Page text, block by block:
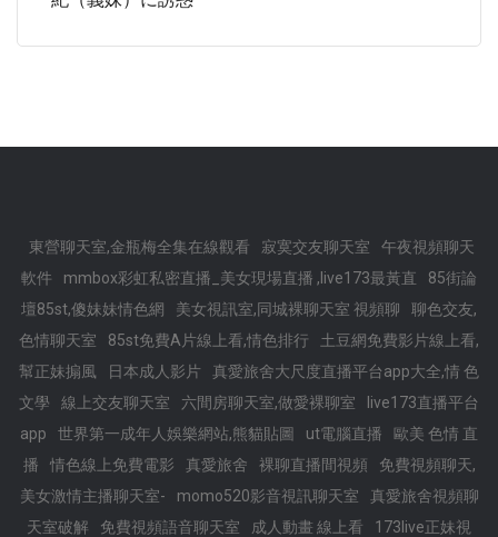
東營聊天室,金瓶梅全集在線觀看 寂寞交友聊天室
午夜視頻聊天
軟件
mmbox彩虹私密直播_美女現場直播 ,live173最黃直
85街論
壇85st,傻妹妹情色網
美女視訊室,同城裸聊天室 視頻聊
聊色交友,
色情聊天室
85st免費A片線上看,情色排行
土豆網免費影片線上看,
幫正妹搧風
日本成人影片
真愛旅舍大尺度直播平台app大全,情 色
文學
線上交友聊天室 六間房聊天室,做愛裸聊室
live173直播平台
app
世界第一成年人娛樂網站,熊貓貼圖 ut電腦直播
歐美 色情 直
播
情色線上免費電影 真愛旅舍 裸聊直播間視頻
免費視頻聊天,
美女激情主播聊天室-
momo520影音視訊聊天室
真愛旅舍視頻聊
天室破解
免費視頻語音聊天室 成人動畫 線上看
173live正妹視